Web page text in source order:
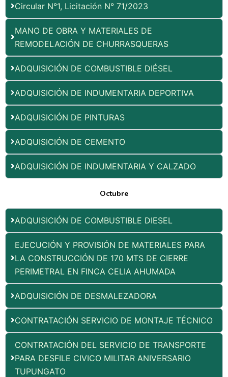
Circular N°1, Licitación N° 71/2023
MANO DE OBRA Y MATERIALES DE
REMODELACIÓN DE CHURRASQUERAS
ADQUISICIÓN DE COMBUSTIBLE DIÉSEL
ADQUISICIÓN DE INDUMENTARIA DEPORTIVA
ADQUISICIÓN DE PINTURAS
ADQUISICIÓN DE CEMENTO
ADQUISICIÓN DE INDUMENTARIA Y CALZADO
Octubre
ADQUISICIÓN DE COMBUSTIBLE DIESEL
EJECUCIÓN Y PROVISIÓN DE MATERIALES PARA
LA CONSTRUCCIÓN DE 170 MTS DE CIERRE
PERIMETRAL EN FINCA CELIA AHUMADA
ADQUISICIÓN DE DESMALEZADORA
CONTRATACIÓN SERVICIO DE MONTAJE TÉCNICO
CONTRATACIÓN DEL SERVICIO DE TRANSPORTE
PARA DESFILE CIVICO MILITAR ANIVERSARIO
TUPUNGATO